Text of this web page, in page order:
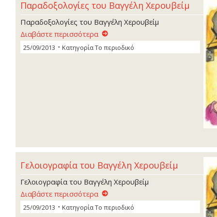
Παραδοξολογίες του Βαγγέλη Χερουβείµ
Παραδοξολογίες του Βαγγέλη Χερουβείµ
Διαβάστε περισσότερα
25/09/2013 ΚατηγορίαΤο περιοδικό
Γελοιογραφία του Βαγγέλη Χερουβείµ
Γελοιογραφία του Βαγγέλη Χερουβείµ
Διαβάστε περισσότερα
25/09/2013 ΚατηγορίαΤο περιοδικό